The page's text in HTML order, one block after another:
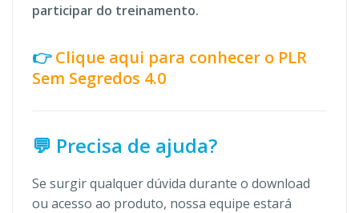
participar do treinamento.
👉 Clique aqui para conhecer o PLR
Sem Segredos 4.0
💬 Precisa de ajuda?
Se surgir qualquer dúvida durante o download
ou acesso ao produto, nossa equipe estará